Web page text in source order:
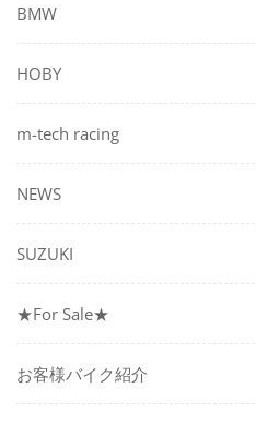
BMW
HOBY
m-tech racing
NEWS
SUZUKI
★For Sale★
お客様バイク紹介